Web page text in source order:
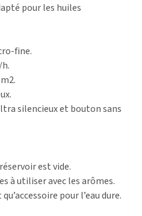
pour les huiles
fine.
silencieux et bouton sans
est vide.
à utiliser avec les arômes.
pour l’eau dure.